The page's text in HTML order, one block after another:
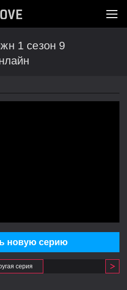
1 сезон 9
новую серию
серия